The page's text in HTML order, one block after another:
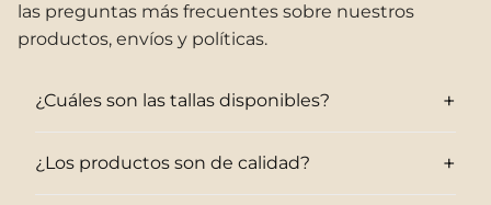
las preguntas más frecuentes sobre nuestros
productos, envíos y políticas.
¿Cuáles son las tallas disponibles? +
¿Los productos son de calidad? +